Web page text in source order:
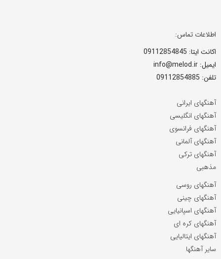
اطلاعات تماس:
اکانت ایتا: 09112854845
ایمیل: info@melod.ir
تلفن: 09112854885
آهنگهای ایرانی
آهنگهای انگلیسی
آهنگهای فرانسوی
آهنگهای آلمانی
آهنگهای ترکی
مذهبی
آهنگهای روسی
آهنگهای چینی
آهنگهای اسپانیایی
آهنگهای کره ای
آهنگهای ایتالیایی
سایر آهنگها